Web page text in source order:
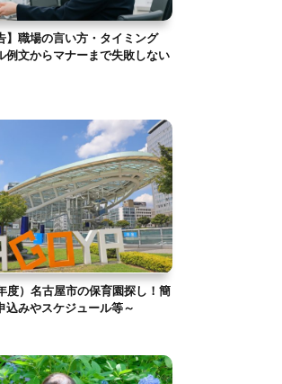
】職場の言い方・タイミング
例文からマナーまで失敗しない
度）名古屋市の保育園探し！簡
込みやスケジュール等～